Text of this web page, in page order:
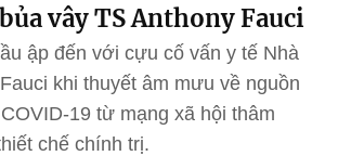
vây TS Anthony Fauci
ập đến với cựu cố vấn y tế Nhà
khi thuyết âm mưu về nguồn
19 từ mạng xã hội thâm
chế chính trị.